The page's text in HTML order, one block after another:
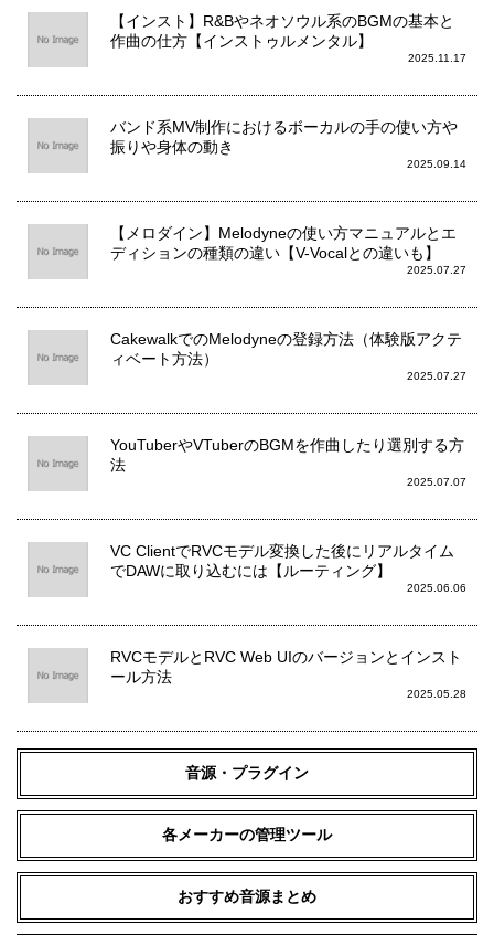
【インスト】R&Bやネオソウル系のBGMの基本と
作曲の仕方【インストゥルメンタル】
2025.11.17
バンド系MV制作におけるボーカルの手の使い方や
振りや身体の動き
2025.09.14
【メロダイン】Melodyneの使い方マニュアルとエ
ディションの種類の違い【V-Vocalとの違いも】
2025.07.27
CakewalkでのMelodyneの登録方法（体験版アクテ
ィベート方法）
2025.07.27
YouTuberやVTuberのBGMを作曲したり選別する方
法
2025.07.07
VC ClientでRVCモデル変換した後にリアルタイム
でDAWに取り込むには【ルーティング】
2025.06.06
RVCモデルとRVC Web UIのバージョンとインスト
ール方法
2025.05.28
音源・プラグイン
各メーカーの管理ツール
おすすめ音源まとめ